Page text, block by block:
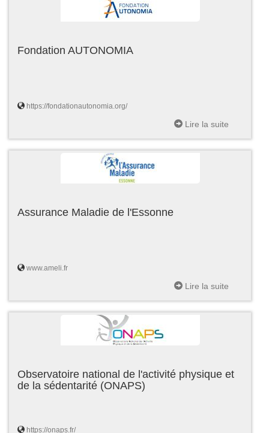
Fondation AUTONOMIA
https://fondationautonomia.org/
Lire la suite
Assurance Maladie de l'Essonne
www.ameli.fr
Lire la suite
Observatoire national de l'activité physique et
de la sédentarité (ONAPS)
https://onaps.fr/